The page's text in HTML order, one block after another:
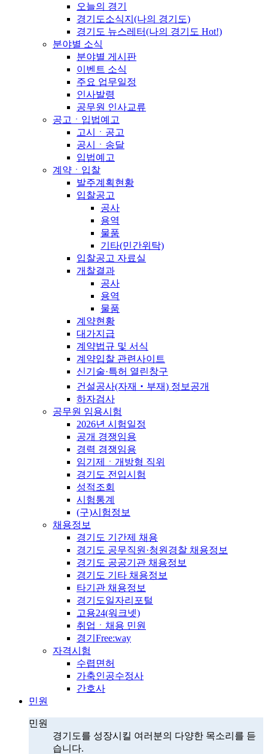
오늘의 경기
경기도소식지(나의 경기도)
경기도 뉴스레터(나의 경기도 Hot!)
분야별 소식
분야별 게시판
이벤트 소식
주요 업무일정
인사발령
공무원 인사교류
공고ㆍ입법예고
고시ㆍ공고
공시ㆍ송달
입법예고
계약ㆍ입찰
발주계획현황
입찰공고
공사
용역
물품
기타(민간위탁)
입찰공고 자료실
개찰결과
공사
용역
물품
계약현황
대가지급
계약법규 및 서식
계약입찰 관련사이트
신기술·특허 열린창구
건설공사(자재‧부재) 정보공개
하자검사
공무원 임용시험
2026년 시험일정
공개 경쟁임용
경력 경쟁임용
임기제ㆍ개방형 직위
경기도 전입시험
성적조회
시험통계
(구)시험정보
채용정보
경기도 기간제 채용
경기도 공무직원·청원경찰 채용정보
경기도 공공기관 채용정보
경기도 기타 채용정보
타기관 채용정보
경기도일자리포털
고용24(워크넷)
취업ㆍ채용 민원
경기Free:way
자격시험
수렵면허
가축인공수정사
간호사
민원
민원
경기도를 성장시킬 여러분의 다양한 목소리를 듣
습니다.